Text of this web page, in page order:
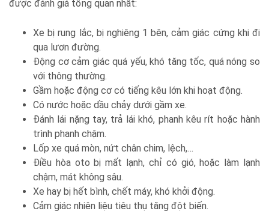
được đánh giá tổng quan nhất:
Xe bị rung lắc, bị nghiêng 1 bên, cảm giác cứng khi đi
qua lươn đường.
Động cơ cảm giác quá yếu, khó tăng tốc, quá nóng so
với thông thường.
Gầm hoặc động cơ có tiếng kêu lớn khi hoạt động.
Có nước hoặc dầu chảy dưới gầm xe.
Đánh lái nặng tay, trả lái khó, phanh kêu rít hoặc hành
trình phanh chậm.
Lốp xe quá mòn, nứt chân chim, lệch,…
Điều hòa oto bị mất lạnh, chỉ có gió, hoặc làm lạnh
chậm, mát không sâu.
Xe hay bị hết bình, chết máy, khó khởi động.
Cảm giác nhiên liệu tiêu thụ tăng đột biến.